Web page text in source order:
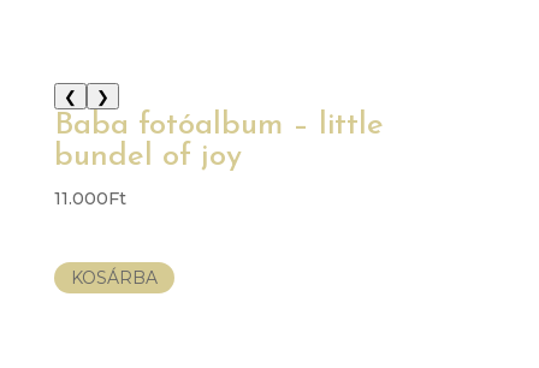
❮ ❯
Baba fotóalbum – little
bundel of joy
11.000Ft
KOSÁRBA